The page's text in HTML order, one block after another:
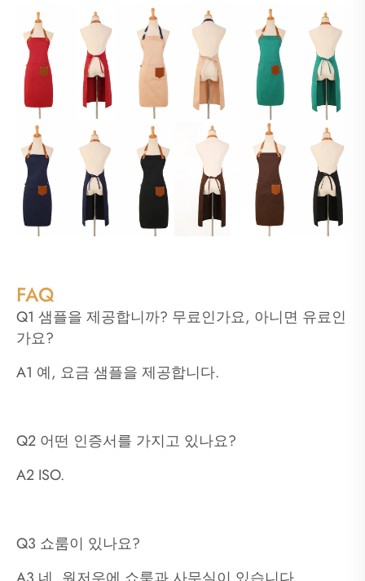
FAQ
Q1 샘플을 제공합니까? 무료인가요, 아니면 유료인
가요?
A1 예, 요금 샘플을 제공합니다.
Q2 어떤 인증서를 가지고 있나요?
A2 ISO.
Q3 쇼룸이 있나요?